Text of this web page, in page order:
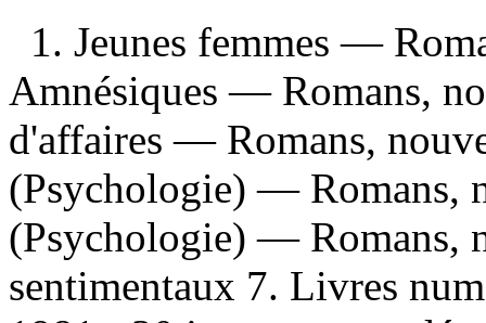
1. Jeunes femmes —
Amnésiques — Romans,
d'affaires — Romans,
(Psychologie) — Romans,
(Psychologie) — Romans,
sentimentaux 7. Livres